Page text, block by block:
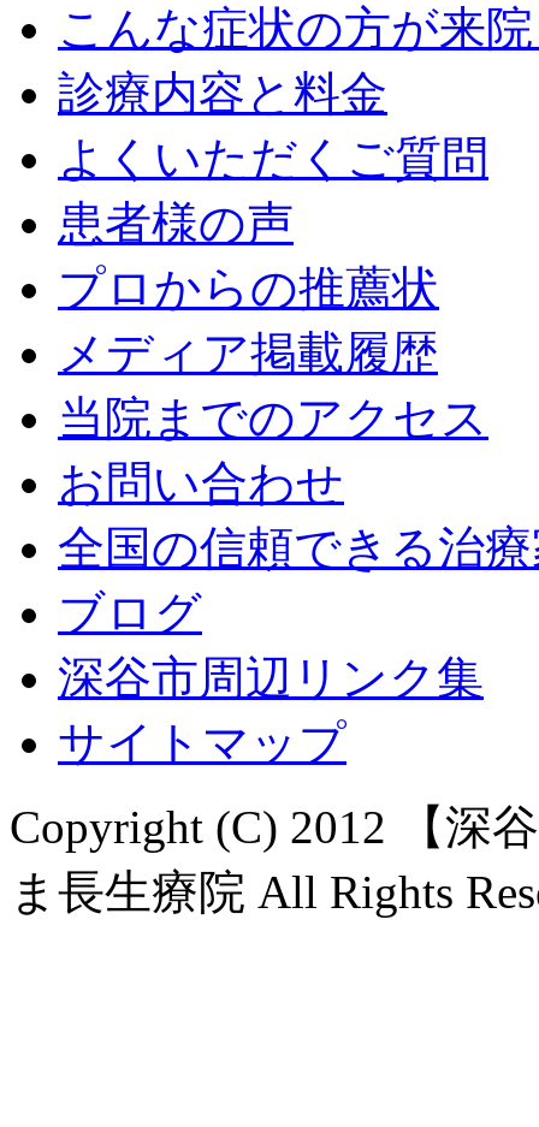
こんな症状の方が来
診療内容と料金
よくいただくご質問
患者様の声
プロからの推薦状
メディア掲載履歴
当院までのアクセス
お問い合わせ
全国の信頼できる治
ブログ
深谷市周辺リンク集
サイトマップ
Copyright (C) 2012 【深
ま長生療院 All Rights